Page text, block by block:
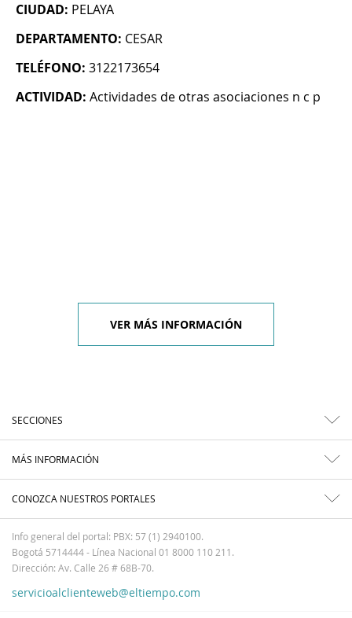
CIUDAD: PELAYA
DEPARTAMENTO: CESAR
TELÉFONO: 3122173654
ACTIVIDAD: Actividades de otras asociaciones n c p
VER MÁS INFORMACIÓN
SECCIONES
MÁS INFORMACIÓN
CONOZCA NUESTROS PORTALES
Info general del portal: PBX: 57 (1) 2940100.
Bogotá 5714444 - Línea Nacional 01 8000 110 211.
Dirección: Av. Calle 26 # 68B-70.
servicioalclienteweb@eltiempo.com